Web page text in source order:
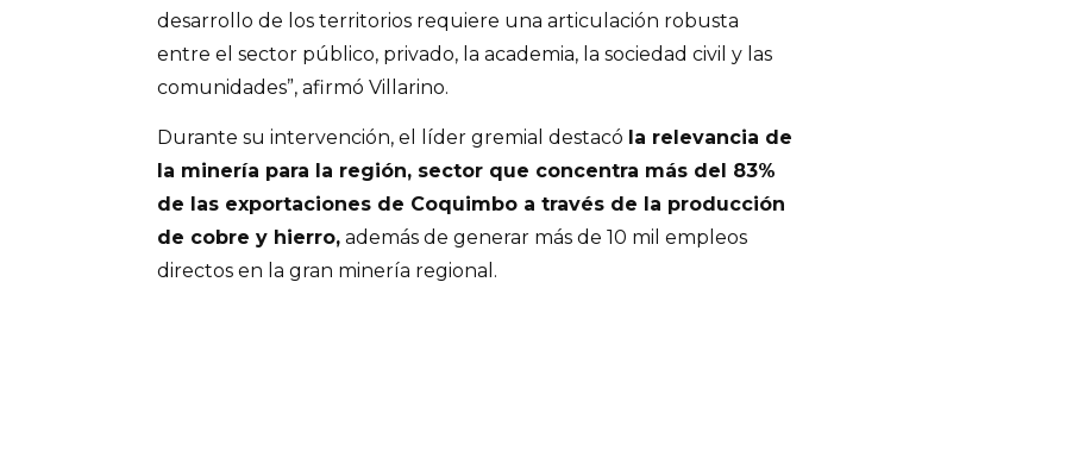
desarrollo de los territorios requiere una articulación robusta
entre el sector público, privado, la academia, la sociedad civil y las
comunidades”, afirmó Villarino.
Durante su intervención, el líder gremial destacó la relevancia de
la minería para la región, sector que concentra más del 83%
de las exportaciones de Coquimbo a través de la producción
de cobre y hierro, además de generar más de 10 mil empleos
directos en la gran minería regional.